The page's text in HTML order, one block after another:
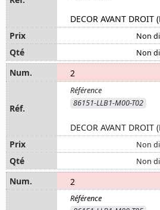
DECOR AVANT DROIT
Non
Non
2
86151-LLB1-M00-T02
DECOR AVANT DROIT
Non
Non
2